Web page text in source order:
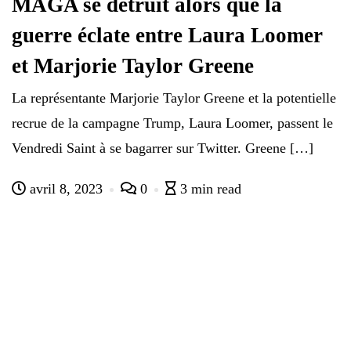
MAGA se détruit alors que la
guerre éclate entre Laura Loomer
et Marjorie Taylor Greene
La représentante Marjorie Taylor Greene et la potentielle
recrue de la campagne Trump, Laura Loomer, passent le
Vendredi Saint à se bagarrer sur Twitter. Greene […]
avril 8, 2023 0 3 min read